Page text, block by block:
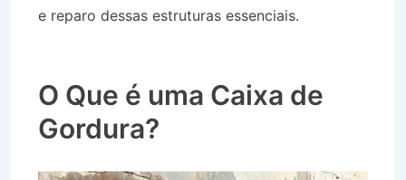
e reparo dessas estruturas essenciais.
O Que é uma Caixa de
Gordura?